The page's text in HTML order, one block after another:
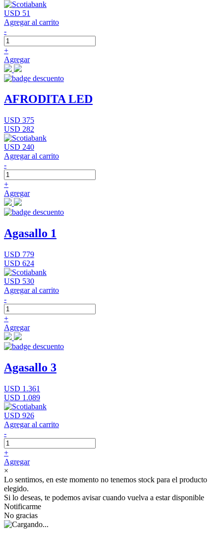
USD 51
Agregar al carrito
-
+
Agregar
AFRODITA LED
USD 375
USD 282
USD 240
Agregar al carrito
-
+
Agregar
Agasallo 1
USD 779
USD 624
USD 530
Agregar al carrito
-
+
Agregar
Agasallo 3
USD 1.361
USD 1.089
USD 926
Agregar al carrito
-
+
Agregar
×
Lo sentimos, en este momento no tenemos stock para el producto
elegido.
Si lo deseas, te podemos avisar cuando vuelva a estar disponible
Notificarme
No gracias